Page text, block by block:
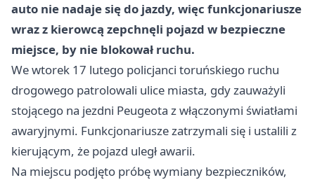
auto nie nadaje się do jazdy, więc funkcjonariusze
wraz z kierowcą zepchnęli pojazd w bezpieczne
miejsce, by nie blokował ruchu.
We wtorek 17 lutego policjanci toruńskiego ruchu
drogowego patrolowali ulice miasta, gdy zauważyli
stojącego na jezdni Peugeota z włączonymi światłami
awaryjnymi. Funkcjonariusze zatrzymali się i ustalili z
kierującym, że pojazd uległ awarii.
Na miejscu podjęto próbę wymiany bezpieczników,